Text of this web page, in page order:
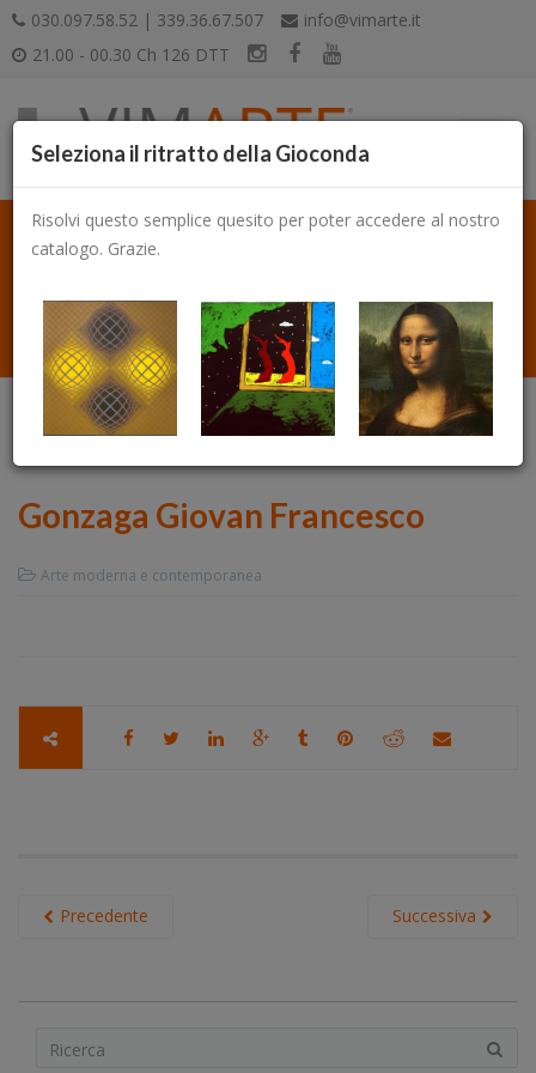
030.097.58.52 | 339.36.67.507
info@vimarte.it
21.00 - 00.30 Ch 126 DTT
Gonzaga Giovan Francesco
Arte moderna e contemporanea
Successiva
Precedente
Seleziona il ritratto della Gioconda
Risolvi questo semplice quesito per poter accedere al nostro
catalogo. Grazie.